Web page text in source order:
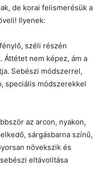
de korai felismerésük a
Ilyenek:
széli részén
nem képez, ám a
Sebészi módszerrel,
speciális módszerekkel
az arcon, nyakon,
sárgásbarna színű,
növekszik és
eltávolítása